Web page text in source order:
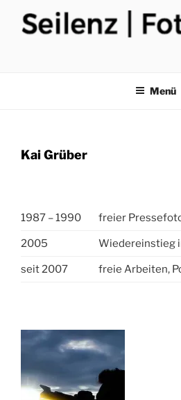
Inhalt
Menü
Kai Grüber
1987 – 1990 freier
2005 Wiedereinstieg
seit 2007 freie Arbeiten,